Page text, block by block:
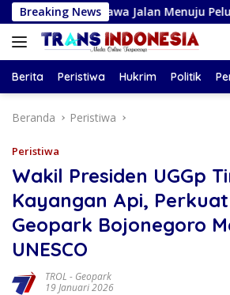
Langsung
ke
konten
Breaking News
Jalan Menuju Peluang Baru
Berita Peristiwa Hukrim Politik
Beranda Peristiwa
Peristiwa
Wakil Presiden UGGp
Kayangan Api,
Geopark Bojonegoro
UNESCO
TROL - Geopark
19 Januari 2026